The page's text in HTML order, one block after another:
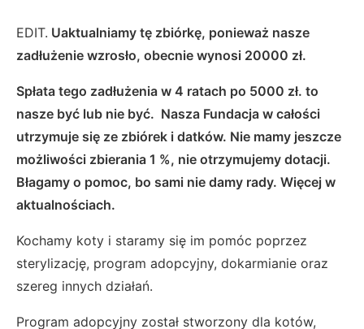
EDIT. Uaktualniamy tę zbiórkę, ponieważ nasze
zadłużenie wzrosło, obecnie wynosi 20000 zł.
Spłata tego zadłużenia w 4 ratach po 5000 zł. to
nasze być lub nie być. Nasza Fundacja w całości
utrzymuje się ze zbiórek i datków. Nie mamy jeszcze
możliwości zbierania 1 %, nie otrzymujemy dotacji.
Błagamy o pomoc, bo sami nie damy rady. Więcej w
aktualnościach.
Kochamy koty i staramy się im pomóc poprzez
sterylizację, program adopcyjny, dokarmianie oraz
szereg innych działań.
Program adopcyjny został stworzony dla kotów,